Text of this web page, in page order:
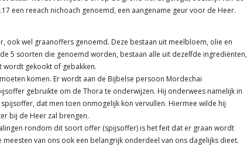
een reeach nichoach genoemd, een aangename geur voor de Heer.
ook wel graanoffers genoemd. Deze bestaan uit meelbloem, olie en
5 soorten die genoemd worden, bestaan alle uit dezelfde ingrediënten,
wordt gekookt of gebakken.
komen. Er wordt aan de Bijbelse persoon Mordechai
gebruikte om de Thora te onderwijzen. Hij onderwees namelijk in
dat men toen onmogelijk kon vervullen. Hiermee wilde hij
bij de Heer zal brengen.
rondom dit soort offer (spijsoffer) is het feit dat er graan wordt
van ons ook een belangrijk onderdeel van ons dagelijks dieet.